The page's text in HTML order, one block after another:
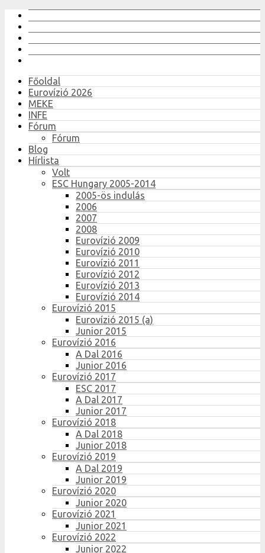
Főoldal
Eurovízió 2026
MEKE
INFE
Fórum
Fórum
Blog
Hírlista
Volt
ESC Hungary 2005-2014
2005-ös indulás
2006
2007
2008
Eurovízió 2009
Eurovízió 2010
Eurovízió 2011
Eurovízió 2012
Eurovízió 2013
Eurovízió 2014
Eurovízió 2015
Eurovízió 2015 (a)
Junior 2015
Eurovízió 2016
A Dal 2016
Junior 2016
Eurovízió 2017
ESC 2017
A Dal 2017
Junior 2017
Eurovízió 2018
A Dal 2018
Junior 2018
Eurovízió 2019
A Dal 2019
Junior 2019
Eurovízió 2020
Junior 2020
Eurovízió 2021
Junior 2021
Eurovízió 2022
Junior 2022